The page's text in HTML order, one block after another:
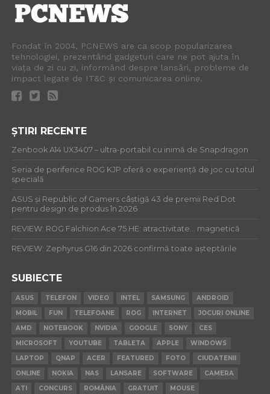
Fondat în 2004, PCNEWS are ca scop popularizarea
tehnologiei, prezentând gadgeturi care ne pot ajuta în
viața de zi cu zi, informând despre lansări, probleme de
impact legate de IT&C și comunicarea online.
ȘTIRI RECENTE
Zenbook A14 UX3407 – ultra-portabil cu inimă de Snapdragon
Seria de periferice ROG KJP oferă o experiență de joc cu totul
specială
ASUS și Republic of Gamers câștigă 43 de premii Red Dot
pentru design de produs în 2026
REVIEW: ROG Falchion Ace 75 HE: atractivitate… magnetică
REVIEW: Zephyrus G16 din 2026 confirmă toate așteptările
SUBIECTE
ASUS TELEFON VIDEO INTEL SAMSUNG
ANDROID
MOBIL
FUN TELEFOANE ROG INTERNET
JOCURI ONLINE
AMD
NOTEBOOK NVIDIA GOOGLE SONY
CES
MICROSOFT
YOUTUBE TABLETA APPLE
WINDOWS
LAPTOP
QNAP ACER FEATURED FOTO
CIUDATENII
ONLINE
NOKIA NAS LANSARE SOFTWARE
CAMERA
ATI
CONCURS ROMÂNIA GRATUIT MOUSE